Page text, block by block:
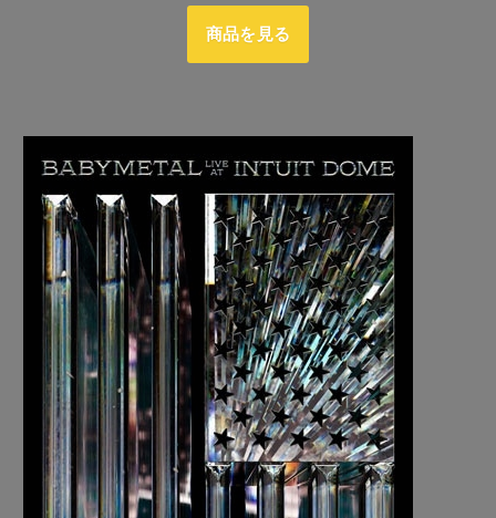
商品を見る